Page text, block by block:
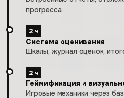
прогресса.
2 ч
Система оценивания
Шкалы, журнал оценок,
2 ч
Геймификация и
Игровые механики через